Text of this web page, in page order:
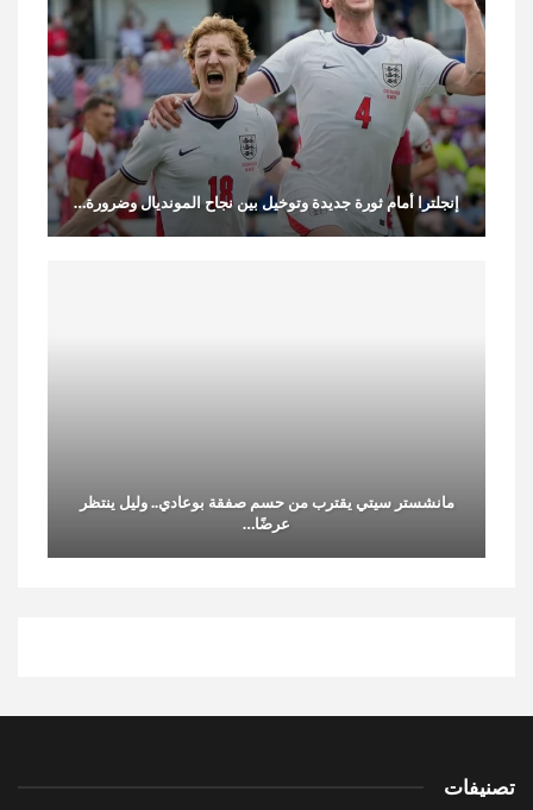
إنجلترا أمام ثورة جديدة وتوخيل بين نجاح المونديال وضرورة…
مانشستر سيتي يقترب من حسم صفقة بوعادي.. وليل ينتظر
عرضًا…
تصنيفات